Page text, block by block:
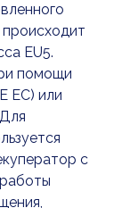
происходит
EU5.
помощи
EC) или
с